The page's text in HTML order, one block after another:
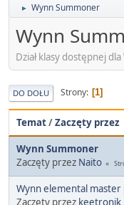
► Wynn Summoner
Wynn
Dział klasy dostępnej dla
DO DOŁU Strony 1
Temat/Zaczęty przez
Wynn Summoner
Zaczęty przez Naito
Wynn elemental master
Zaczęty przez keetronik